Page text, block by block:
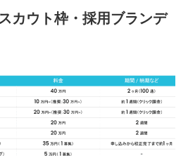
カウト枠・採用ブランデ